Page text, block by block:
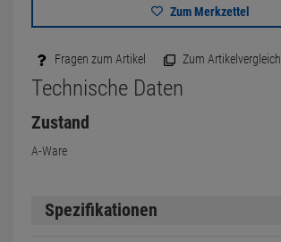
Zum Merkzettel
Fragen zum Artikel Zum Artikelvergleich
Technische Daten
Zustand
A-Ware
Spezifikationen